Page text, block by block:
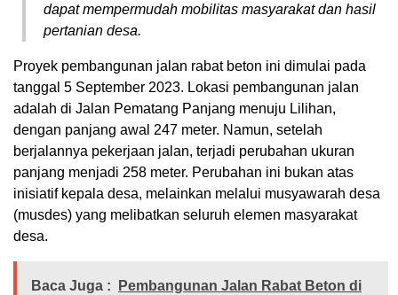
dapat mempermudah mobilitas masyarakat dan hasil
pertanian desa.
Proyek pembangunan jalan rabat beton ini dimulai pada
tanggal 5 September 2023. Lokasi pembangunan jalan
adalah di Jalan Pematang Panjang menuju Lilihan,
dengan panjang awal 247 meter. Namun, setelah
berjalannya pekerjaan jalan, terjadi perubahan ukuran
panjang menjadi 258 meter. Perubahan ini bukan atas
inisiatif kepala desa, melainkan melalui musyawarah desa
(musdes) yang melibatkan seluruh elemen masyarakat
desa.
Baca Juga :
Pembangunan Jalan Rabat Beton di